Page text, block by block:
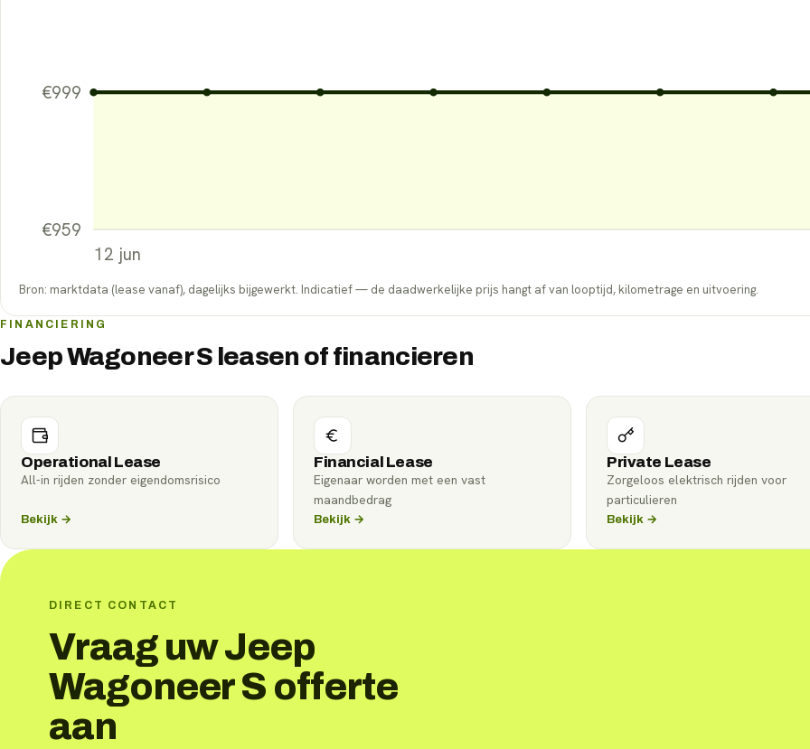
€999
€959
12 jun
Bron: marktdata (lease vanaf), dagelijks bijgewerkt. Indicatief — de daadwerkelijke prijs hangt af van looptijd, kilometrage en uitvoering.
FINANCIERING
Jeep Wagoneer S leasen of financieren
Operational Lease
All-in rijden zonder eigendomsrisico
Bekijk →
Financial Lease
Eigenaar worden met een vast
maandbedrag
Bekijk →
Private Lease
Zorgeloos elektrisch rijden voor
particulieren
Bekijk →
DIRECT CONTACT
Vraag uw Jeep
Wagoneer S offerte
aan